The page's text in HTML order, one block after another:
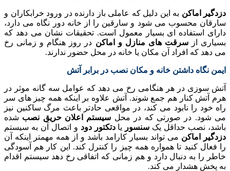
دزدگیر اماکن به این دلیل که عاملی باز دارنده در ورود خرابکاران و
سارقان محسوب می شود و سارقین را از خانه دور نگاه می دارد،
دارای استفاده ای بسیار معمول است. تحقیقات نشان می دهد که
بسیاری ازسرقت های منازل و اماکن در روز هنگام و زمانی رخ
می دهد که افراد آن مکان یا خانه در محل حضور ندارند.
ایمن نگاه داشتن خانه و مکان نصب در برابر آتش
آتش سوزی در هر هنگامی رخ می دهد که عوامل سه گانه موثر در
هرم آتش کنار هم جمع شوند. آتش علاوه بر اینکه همه چیز های سر
راه خود را نابود می کند، در مواقعی حادتر باعث مرگ ساکنین نیز
می شود. در صورتی که در محل سیستم اعلان حریق نصب شده
باشد، نصب حداقل یک سنسور یادتکتور دود و اتصال آن به سیستم
دزدگیر اماکن می تواند بسیار کارامد باشد و از همه مهمتر اینکه آن
را فعال کنید تا همواره همه چیز را کنترل کند. این کار هم آسودگی
خاطر را به دنبال دارد و هم زمانی که اتفاقی رخ دهد سیستم اقدام
به پخش هشدار می کند.